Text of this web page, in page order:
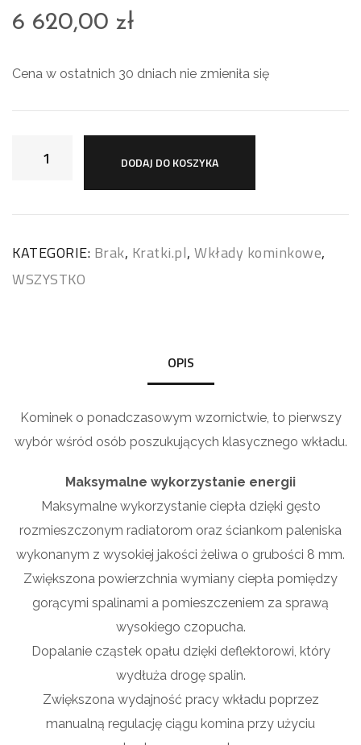
6 620,00 zł
Cena w ostatnich 30 dniach nie zmieniła się
DODAJ DO KOSZYKA
KATEGORIE: Brak, Kratki.pl, Wkłady kominkowe,
WSZYSTKO
OPIS
Kominek o ponadczasowym wzornictwie, to pierwszy
wybór wśród osób poszukujących klasycznego wkładu.
Maksymalne wykorzystanie energii
Maksymalne wykorzystanie ciepła dzięki gęsto
rozmieszczonym radiatorom oraz ściankom paleniska
wykonanym z wysokiej jakości żeliwa o grubości 8 mm.
Zwiększona powierzchnia wymiany ciepła pomiędzy
gorącymi spalinami a pomieszczeniem za sprawą
wysokiego czopucha.
Dopalanie cząstek opału dzięki deflektorowi, który
wydłuża drogę spalin.
Zwiększona wydajność pracy wkładu poprzez
manualną regulację ciągu komina przy użyciu